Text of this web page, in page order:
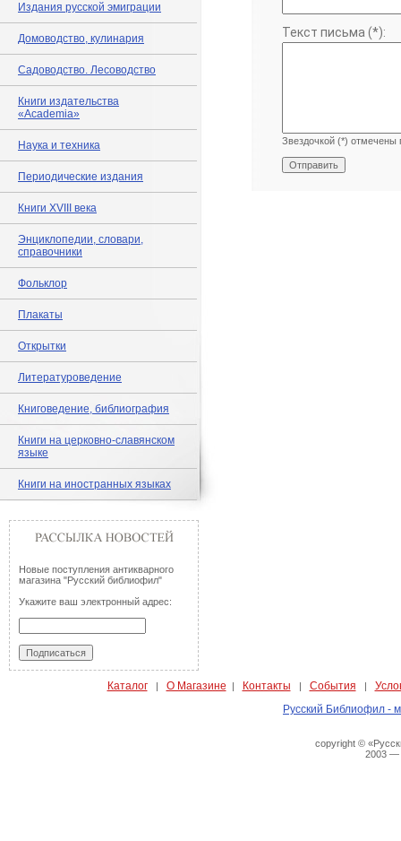
Издания русской эмиграции
Домоводство, кулинария
Садоводство. Лесоводство
Книги издательства
«Academia»
Наука и техника
Периодические издания
Книги XVIII века
Энциклопедии, словари,
справочники
Фольклор
Плакаты
Открытки
Литературоведение
Книговедение, библиография
Книги на церковно-славянском
языке
Книги на иностранных языках
Новые поступления антикварного
магазина "Русский библиофил"
Укажите ваш электронный адрес:
Текст письма (*):
Звездочкой (*) отмечены
Каталог| О Магазине | Контакты | События |
Русский Библиофил -
copyright ©
2003 —